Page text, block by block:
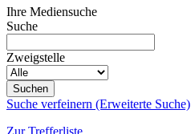
Ihre Mediensuche
Suche
Zweigstelle
Suche verfeinern (Erweiterte Suche)
Zur Trefferliste